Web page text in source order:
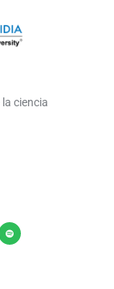
ciencia